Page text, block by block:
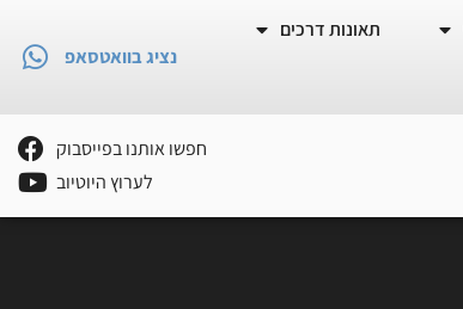
תאונות דרכים
נציג בוואטסאפ
חפשו אותנו בפייסבוק
לערוץ היוטיוב